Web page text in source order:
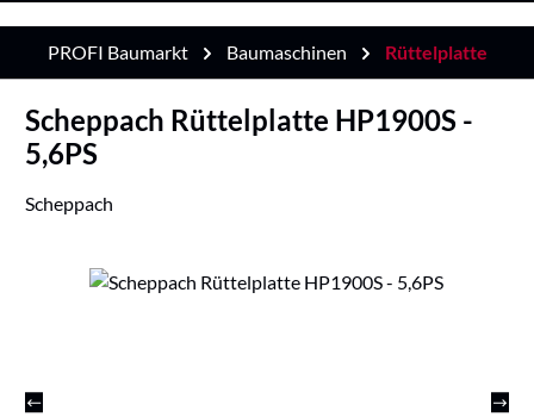
PROFI Baumarkt Baumaschinen Rüttelplatte
Scheppach Rüttelplatte HP1900S -
5,6PS
Scheppach
Bildergalerie überspringen